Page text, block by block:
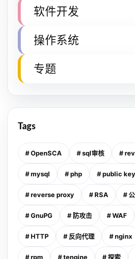
软件开发
操作系统
专题
Tags
# OpenSCA # sql审核 #
# mysql # php # public key
# reverse proxy # RSA #
# GnuPG # 防攻击 # WAF
# HTTP # 反向代理 # nginx
# rpm # tengine # 探索